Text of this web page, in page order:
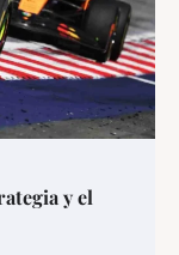
y el